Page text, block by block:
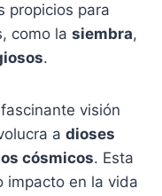
propicios para
como la siembra,
.
visión
a dioses
cósmicos. Esta
impacto en la vida